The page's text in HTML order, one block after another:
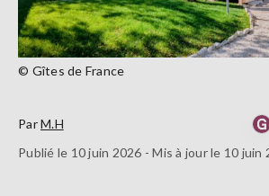
© Gîtes de France
ParM.H
Publié le 10 juin 2026 - Mis à jour le 10 juin